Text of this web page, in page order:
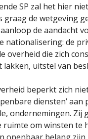
SP zal het hier
graag de wetgeving
de aandacht
nationalisering: de
overheid die zich
lakken, uitstel van
beperkt zich
diensten’ aan
ondernemingen. Zij
ruimte om winsten te